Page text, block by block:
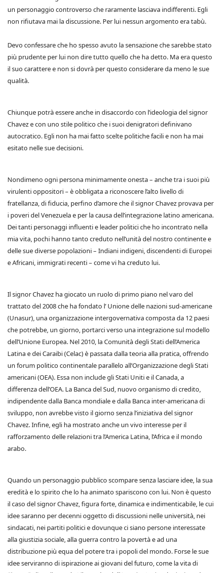
un personaggio controverso che raramente lasciava indifferenti. Egli
non rifiutava mai la discussione. Per lui nessun argomento era tabù.
Devo confessare che ho spesso avuto la sensazione che sarebbe stato
più prudente per lui non dire tutto quello che ha detto. Ma era questo
il suo carattere e non si dovrà per questo considerare da meno le sue
qualità.
Chiunque potrà essere anche in disaccordo con l’ideologia del signor
Chavez e con uno stile politico che i suoi denigratori definivano
autocratico. Egli non ha mai fatto scelte politiche facili e non ha mai
esitato nelle sue decisioni.
Nondimeno ogni persona minimamente onesta – anche tra i suoi più
virulenti oppositori – è obbligata a riconoscere l’alto livello di
fratellanza, di fiducia, perfino d’amore che il signor Chavez provava per
i poveri del Venezuela e per la causa dell’integrazione latino americana.
Dei tanti personaggi influenti e leader politici che ho incontrato nella
mia vita, pochi hanno tanto creduto nell’unità del nostro continente e
delle sue diverse popolazioni – Indiani indigeni, discendenti di Europei
e Africani, immigrati recenti – come vi ha creduto lui.
Il signor Chavez ha giocato un ruolo di primo piano nel varo del
trattato del 2008 che ha fondato l’ Unione delle nazioni sud-americane
(Unasur), una organizzazione intergovernativa composta da 12 paesi
che potrebbe, un giorno, portarci verso una integrazione sul modello
dell’Unione Europea. Nel 2010, la Comunità degli Stati dell’America
Latina e dei Caraibi (Celac) è passata dalla teoria alla pratica, offrendo
un forum politico continentale parallelo all’Organizzazione degli Stati
americani (OEA). Essa non include gli Stati Uniti e il Canada, a
differenza dell’OEA. La Banca del Sud, nuovo organismo di credito,
indipendente dalla Banca mondiale e dalla Banca inter-americana di
sviluppo, non avrebbe visto il giorno senza l’iniziativa del signor
Chavez. Infine, egli ha mostrato anche un vivo interesse per il
rafforzamento delle relazioni tra l’America Latina, l’Africa e il mondo
arabo.
Quando un personaggio pubblico scompare senza lasciare idee, la sua
eredità e lo spirito che lo ha animato spariscono con lui. Non è questo
il caso del signor Chavez, figura forte, dinamica e indimenticabile, le cui
idee saranno per decenni oggetto di discussioni nelle università, nei
sindacati, nei partiti politici e dovunque ci siano persone interessate
alla giustizia sociale, alla guerra contro la povertà e ad una
distribuzione più equa del potere tra i popoli del mondo. Forse le sue
idee serviranno di ispirazione ai giovani del futuro, come la vita di